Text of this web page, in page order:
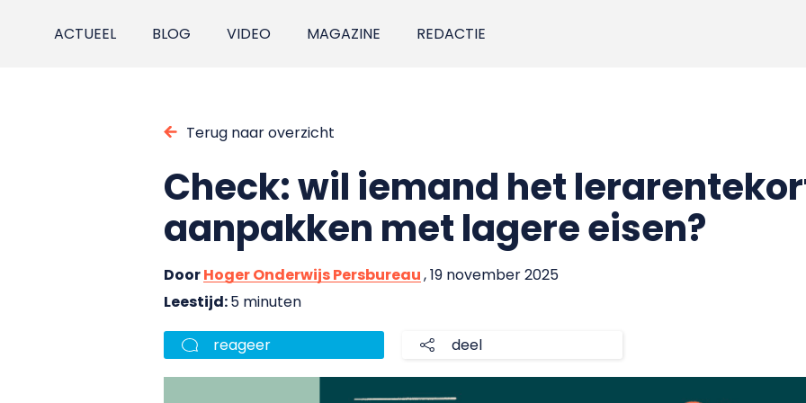
ACTUEEL BLOG VIDEO MAGAZINE REDACTIE
Terug naar overzicht
Check: wil iemand het
aanpakken met lagere eisen?
DoorHoger Onderwijs Persbureau, 19 november 2025
Leestijd:5 minuten
reageer deel